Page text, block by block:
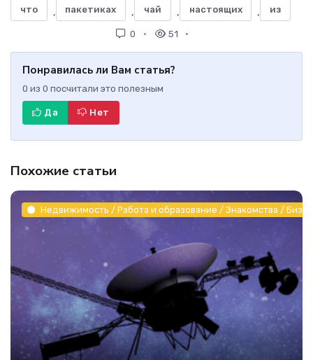
что , пакетиках , чай , настоящих , из
0 51
Понравилась ли Вам статья?
0 из 0 посчитали это полезным
Да Нет
Похожие статьи
Недвижимость / Работа и образование / Знакомства /